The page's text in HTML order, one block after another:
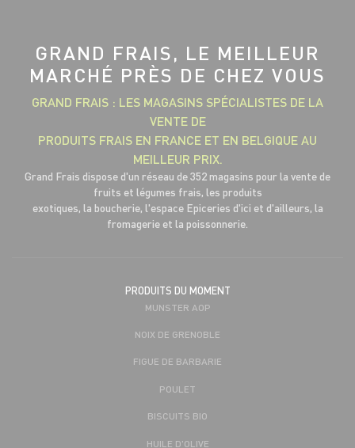
GRAND FRAIS, LE MEILLEUR
MARCHÉ PRÈS DE CHEZ VOUS
GRAND FRAIS : LES MAGASINS SPÉCIALISTES DE LA
VENTE DE
PRODUITS FRAIS EN FRANCE ET EN BELGIQUE AU
MEILLEUR PRIX.
Grand Frais dispose d'un réseau de 352 magasins pour la vente de
fruits et légumes frais, les produits
exotiques, la boucherie, l'espace Epiceries d'ici et d'ailleurs, la
fromagerie et la poissonnerie.
PRODUITS DU MOMENT
MUNSTER AOP
NOIX DE GRENOBLE
FIGUE DE BARBARIE
POULET
BISCUITS BIO
HUILE D'OLIVE